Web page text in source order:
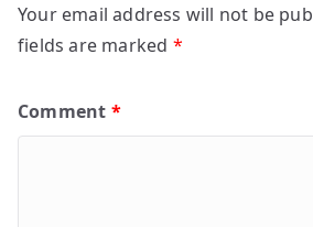
Your email address will not be
fields are marked *
Comment *